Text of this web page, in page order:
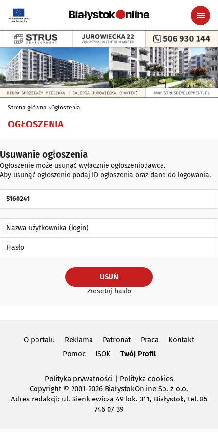
Strona główna Ogłoszenia
OGŁOSZENIA
Usuwanie ogłoszenia
Ogłoszenie może usunąć wyłącznie ogłoszeniodawca.
Aby usunąć ogłoszenie podaj ID ogłoszenia oraz dane do logowania.
Nazwa użytkownika (login)
USUŃ
Zresetuj hasło
O portalu Reklama Patronat Praca
Kontakt
Pomoc
ISOK Twój Profil
Polityka prywatności | Polityka cookies
Copyright © 2001-2026 BiałystokOnline Sp. z o.o.
Adres redakcji: ul. Sienkiewicza 49 lok. 311, Białystok, tel. 85
746 07 39